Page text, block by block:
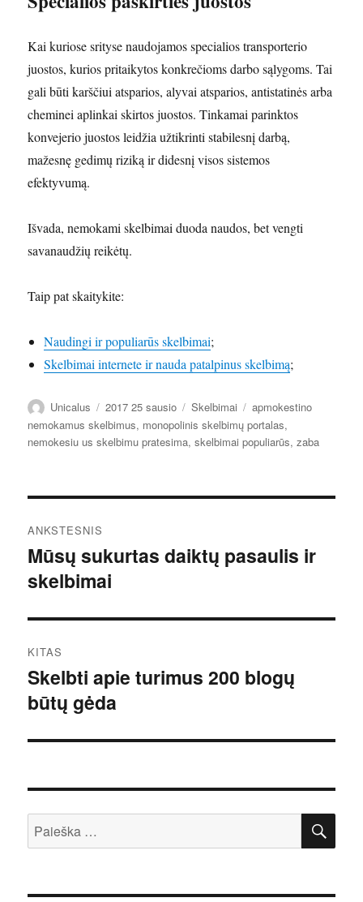
Kai kuriose srityse naudojamos specialios transporterio
juostos, kurios pritaikytos konkrečioms darbo sąlygoms. Tai
gali būti karščiui atsparios, alyvai atsparios, antistatinės arba
cheminei aplinkai skirtos juostos. Tinkamai parinktos
konvejerio juostos leidžia užtikrinti stabilesnį darbą,
mažesnę gedimų riziką ir didesnį visos sistemos
efektyvumą.
Išvada, nemokami skelbimai duoda naudos, bet vengti
savanaudžių reikėtų.
Taip pat skaitykite:
Naudingi ir populiarūs skelbimai;
Skelbimai internete ir nauda patalpinus skelbimą;
Autorius
Unicalus Paskelbta
2017 25 sausio Kategorijos
Skelbimai Žymos
apmokestino
nemokamus skelbimus, monopolinis skelbimų portalas,
nemokesiu us skelbimu pratesima,skelbimai populiarūs,zaba
tarp
įrašų
ANKSTESNIS
Ankstesnis
įrašas:
Mūsų sukurtas daiktų pasaulis ir
skelbimai
KITAS
Kitas
įrašas:
Skelbti apie turimus 200 blogų
būtų gėda
Ieškoti: